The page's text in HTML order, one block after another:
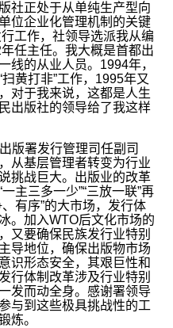
社正处于从单纯生产型向
位企业化管理机制的关键
工作，社领导选派我从编
任主任。我大概是首都出
线的从业人员。1994年，
黄打非”工作，1995年又
对于我来说，这都是人生
出版社的领导给了我这样
版署发行管理司任副司
从基层管理者转变为行业
挑战巨大。出版业的改革
主三多一少”“三放一联”再
有序”的大市场，发行体
。加入WTO后文化市场的
又要确保民族发行业特别
导地位，确保出版物市场
识形态安全，其艰巨性和
行体制改革涉及行业特别
发而动全身。感谢署领导
与到这些极具挑战性的工
炼。